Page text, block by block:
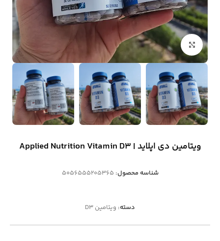
بزرگنمایی تصویر
ویتامین دی اپلاید | Applied Nutrition Vitamin D3
شناسه محصول: 5056555205365
دسته: ویتامین D3